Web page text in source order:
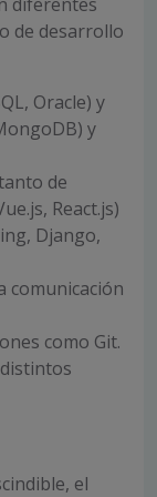
de desarrollo
Oracle) y
y
de
React.js)
Django,
comunicación
como Git.
el